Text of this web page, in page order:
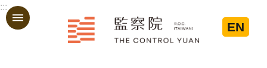
跳到主要內容區塊
:::
EN